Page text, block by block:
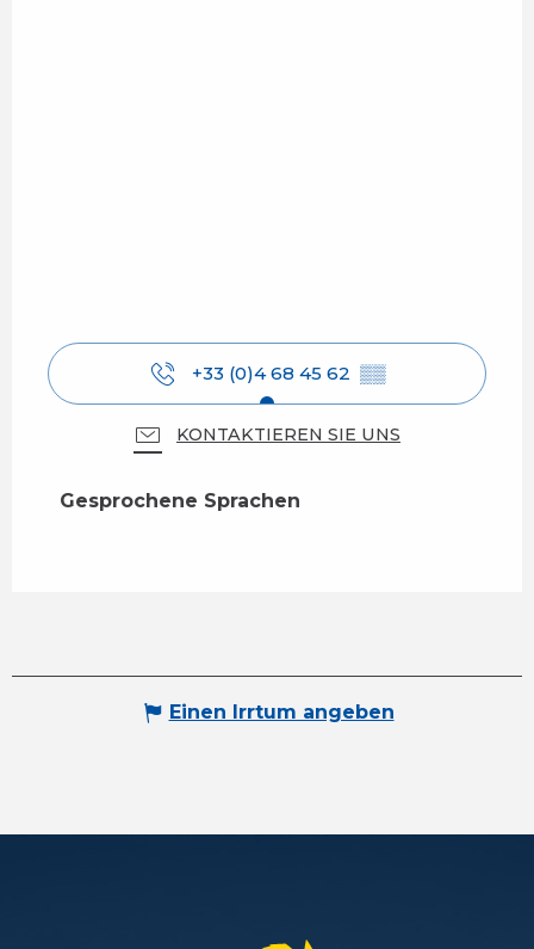
+33 (0)4 68 45 62 ▒▒
KONTAKTIEREN SIE UNS
Gesprochene Sprachen
Gesprochene Sprachen
Einen Irrtum angeben